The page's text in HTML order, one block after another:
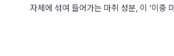
자체에 섞여 들어가는 마취 성분, 이 ‘이중